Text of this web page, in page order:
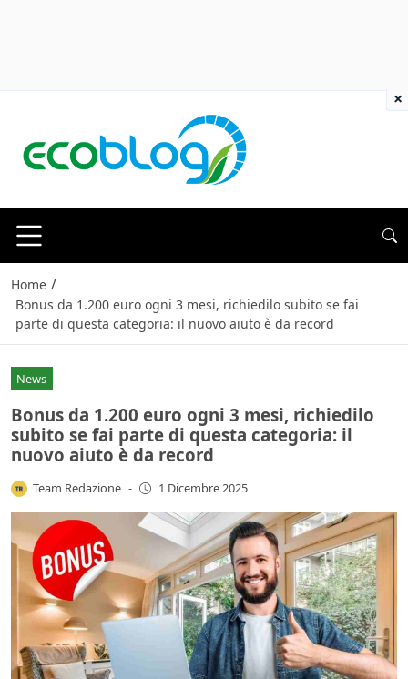
Home /
Bonus da 1.200 euro ogni 3 mesi, richiedilo subito se fai
parte di questa categoria: il nuovo aiuto è da record
News
Bonus da 1.200 euro ogni 3 mesi, richiedilo
subito se fai parte di questa categoria: il
nuovo aiuto è da record
Team Redazione - 1 Dicembre 2025
×